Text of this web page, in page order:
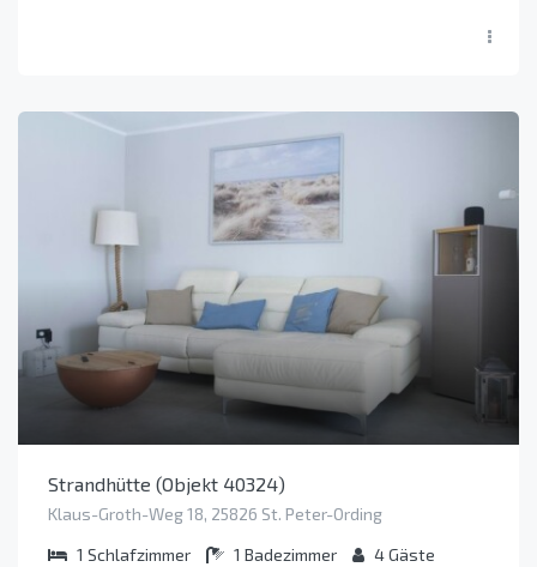
Strandhütte (Objekt 40324)
Klaus-Groth-Weg 18, 25826 St. Peter-Ording
1 Schlafzimmer 1 Badezimmer 4Gäste